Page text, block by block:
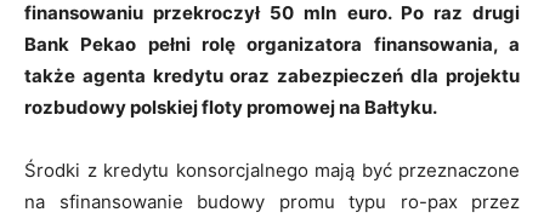
finansowaniu przekroczył 50 mln euro. Po raz drugi
Bank Pekao pełni rolę organizatora finansowania, a
także agenta kredytu oraz zabezpieczeń dla projektu
rozbudowy polskiej floty promowej na Bałtyku.
Środki z kredytu konsorcjalnego mają być przeznaczone
na sfinansowanie budowy promu typu ro-pax przez